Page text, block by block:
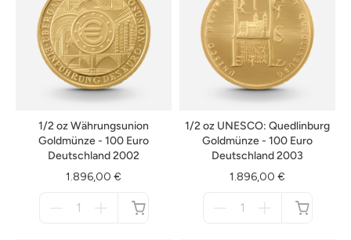
1/2 oz Währungsunion
Goldmünze - 100 Euro
Deutschland 2002
1.896,00 €
1/2 oz UNESCO: Quedlinburg
Goldmünze - 100 Euro
Deutschland 2003
1.896,00 €